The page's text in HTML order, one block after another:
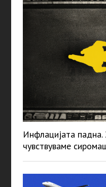
Инфлацијата
чувствуваме